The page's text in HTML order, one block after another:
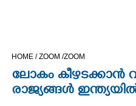
OPINION
HOME /ZOOM /ZOOM
ലോകം കീഴടക്കാൻ
രാജ്യങ്ങൾ